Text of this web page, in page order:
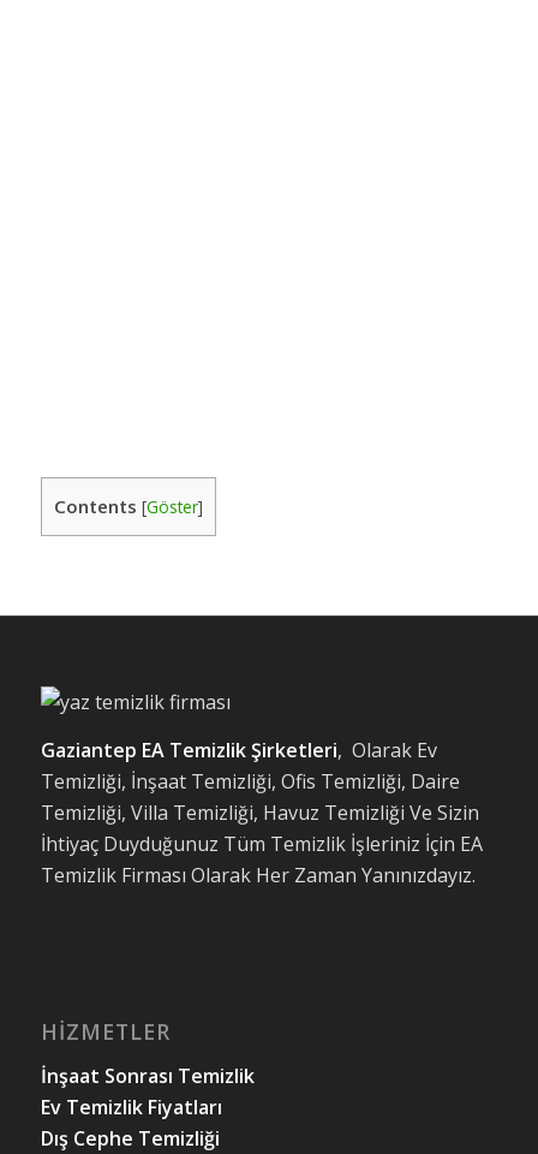
Contents [Göster]
Gaziantep EA Temizlik Şirketleri, Olarak Ev
Temizliği, İnşaat Temizliği, Ofis Temizliği, Daire
Temizliği, Villa Temizliği, Havuz Temizliği Ve Sizin
İhtiyaç Duyduğunuz Tüm Temizlik İşleriniz İçin EA
Temizlik Firması Olarak Her Zaman Yanınızdayız.
HIZMETLER
İnşaat Sonrası Temizlik
Ev Temizlik Fiyatları
Dış Cephe Temizliği